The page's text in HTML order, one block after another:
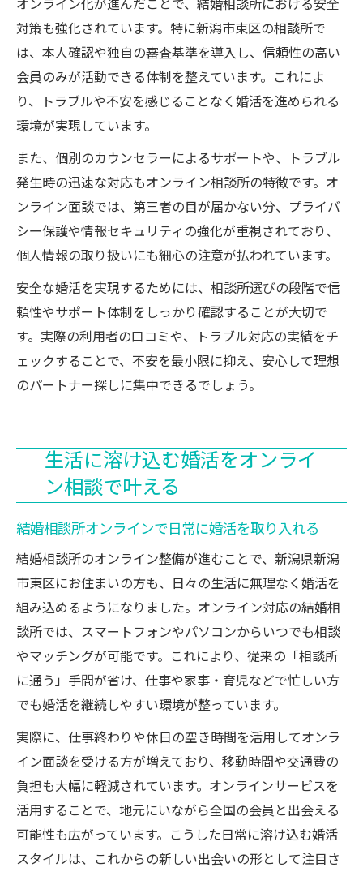
オンライン化が進んだことで、結婚相談所における安全
対策も強化されています。特に新潟市東区の相談所で
は、本人確認や独自の審査基準を導入し、信頼性の高い
会員のみが活動できる体制を整えています。これによ
り、トラブルや不安を感じることなく婚活を進められる
環境が実現しています。
また、個別のカウンセラーによるサポートや、トラブル
発生時の迅速な対応もオンライン相談所の特徴です。オ
ンライン面談では、第三者の目が届かない分、プライバ
シー保護や情報セキュリティの強化が重視されており、
個人情報の取り扱いにも細心の注意が払われています。
安全な婚活を実現するためには、相談所選びの段階で信
頼性やサポート体制をしっかり確認することが大切で
す。実際の利用者の口コミや、トラブル対応の実績をチ
ェックすることで、不安を最小限に抑え、安心して理想
のパートナー探しに集中できるでしょう。
生活に溶け込む婚活をオンライ
ン相談で叶える
結婚相談所オンラインで日常に婚活を取り入れる
結婚相談所のオンライン整備が進むことで、新潟県新潟
市東区にお住まいの方も、日々の生活に無理なく婚活を
組み込めるようになりました。オンライン対応の結婚相
談所では、スマートフォンやパソコンからいつでも相談
やマッチングが可能です。これにより、従来の「相談所
に通う」手間が省け、仕事や家事・育児などで忙しい方
でも婚活を継続しやすい環境が整っています。
実際に、仕事終わりや休日の空き時間を活用してオンラ
イン面談を受ける方が増えており、移動時間や交通費の
負担も大幅に軽減されています。オンラインサービスを
活用することで、地元にいながら全国の会員と出会える
可能性も広がっています。こうした日常に溶け込む婚活
スタイルは、これからの新しい出会いの形として注目さ